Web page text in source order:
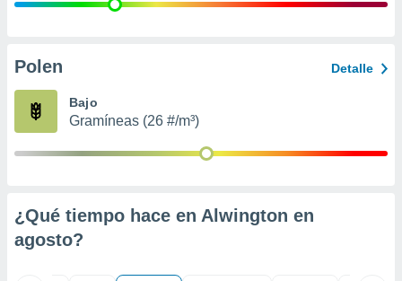
e
publicidad
Polen Detalle
Bajo
Gramíneas (26 #/m³)
¿Qué tiempo hace en Alwington en
agosto?